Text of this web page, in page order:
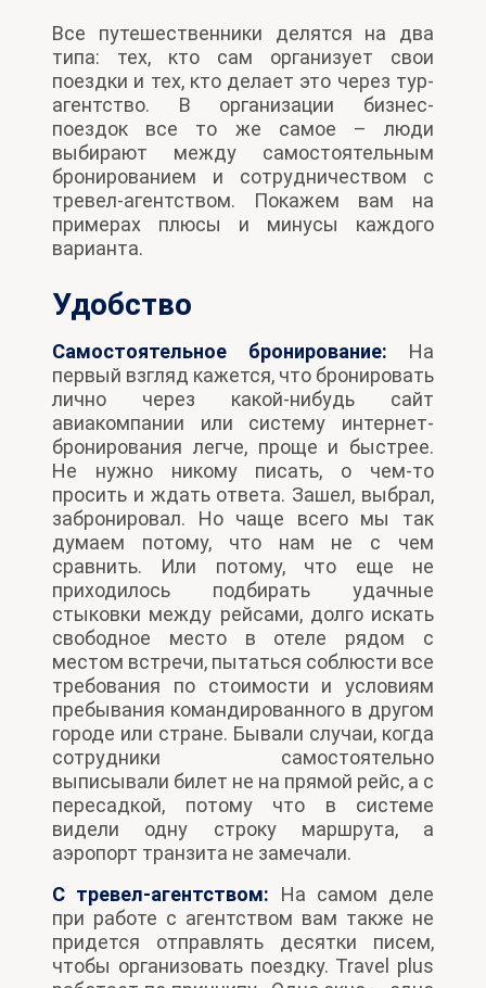
Все путешественники делятся на два
типа: тех, кто сам организует свои
поездки и тех, кто делает это через тур-
агентство. В организации бизнес-
поездок все то же самое – люди
выбирают между самостоятельным
бронированием и сотрудничеством с
тревел-агентством. Покажем вам на
примерах плюсы и минусы каждого
варианта.
Удобство
Самостоятельное бронирование:
На
первый взгляд кажется, что бронировать
лично через какой-нибудь сайт
авиакомпании или систему интернет-
бронирования легче, проще и быстрее.
Не нужно никому писать, о чем-то
просить и ждать ответа. Зашел, выбрал,
забронировал. Но чаще всего мы так
думаем потому, что нам не с чем
сравнить. Или потому, что еще не
приходилось подбирать удачные
стыковки между рейсами, долго искать
свободное место в отеле рядом с
местом встречи, пытаться соблюсти все
требования по стоимости и условиям
пребывания командированного в другом
городе или стране. Бывали случаи, когда
сотрудники самостоятельно
выписывали билет не на прямой рейс, а с
пересадкой, потому что в системе
видели одну строку маршрута, а
аэропорт транзита не замечали.
С тревел-агентством:
На самом деле
при работе с агентством вам также не
придется отправлять десятки писем,
чтобы организовать поездку. Travel plus